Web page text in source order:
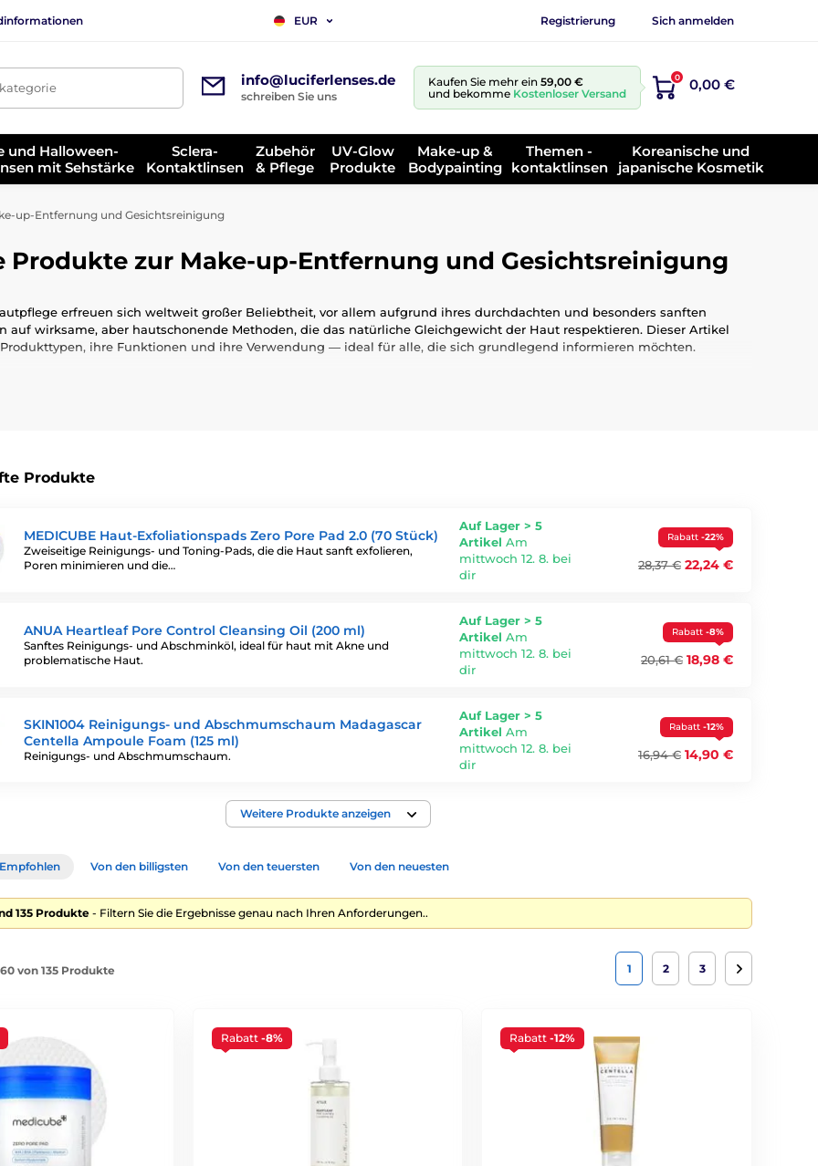
EUR Registrierung Sich anmelden
info@luciferlenses.de
schreiben Sie uns
Kaufen Sie mehr ein 59,00 €
und bekomme Kostenloser Versand
0 0,00 €
und Halloween-
mit Sehstärke
Sclera-
Kontaktlinsen
Zubehör
& Pflege
UV-Glow
Produkte
Make-up &
Bodypainting
Themen -
kontaktlinsen
Koreanische und
japanische Kosmetik
up-Entfernung und Gesichtsreinigung
Produkte zur Make-up-Entfernung und Gesichtsreinigung
erfreuen sich weltweit großer Beliebtheit, vor allem aufgrund ihres durchdachten und besonders sanften
auf wirksame, aber hautschonende Methoden, die das natürliche Gleichgewicht der Haut respektieren. Dieser Artikel
ihre Funktionen und ihre Verwendung — ideal für alle, die sich grundlegend informieren möchten.
so wichtig ist
K-Beauty und J-Beauty
Haut
up-Entfernung
Sie soll Make-up, SPF, Talg und andere ölige Verunreinigungen lösen.
SPF
Emulsion, die sich mühelos abwaschen lässt.
Produkte
MEDICUBE Haut-Exfoliationspads Zero Pore Pad 2.0 (70 Stück)
Zweiseitige Reinigungs- und Toning-Pads, die die Haut sanft exfolieren,
Poren minimieren und die…
Auf Lager > 5
Artikel Am
mittwoch 12. 8. bei
dir
Rabatt -22%
28,37 € 22,24 €
ANUA Heartleaf Pore Control Cleansing Oil (200 ml)
Sanftes Reinigungs- und Abschminköl, ideal für haut mit Akne und
problematische Haut.
Auf Lager > 5
Artikel Am
mittwoch 12. 8. bei
dir
Rabatt -8%
20,61 € 18,98 €
SKIN1004 Reinigungs- und Abschmumschaum Madagascar
Centella Ampoule Foam (125 ml)
Reinigungs- und Abschmumschaum.
Auf Lager > 5
Artikel Am
mittwoch 12. 8. bei
dir
Rabatt -12%
16,94 € 14,90 €
Weitere Produkte anzeigen
Empfohlen Von den billigsten Von den teuersten Von den neuesten
135 Produkte - Filtern Sie die Ergebnisse genau nach Ihren Anforderungen..
von 135 Produkte 1 2 3
Rabatt -8% Rabatt-12%